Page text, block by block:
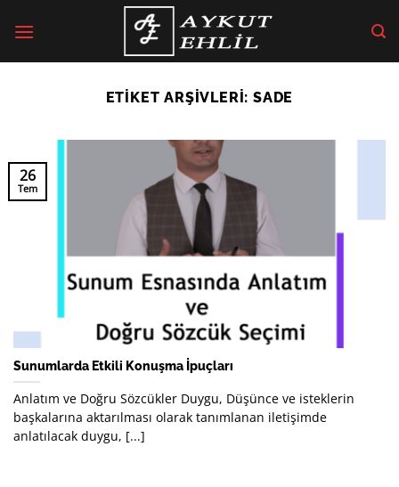
atla
ETIKET ARŞIVLERI:SADE
Sunumlarda Etkili Konuşma İpuçları
Anlatım ve Doğru Sözcükler Duygu, Düşünce ve isteklerin
başkalarına aktarılması olarak tanımlanan iletişimde
anlatılacak duygu, [...]
26
Tem